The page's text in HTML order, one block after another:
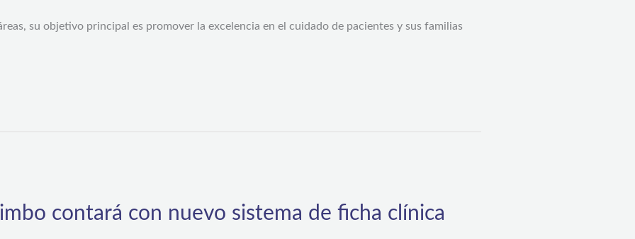
su objetivo principal es promover la excelencia en el cuidado de pacientes y sus familias
contará con nuevo sistema de ficha clínica